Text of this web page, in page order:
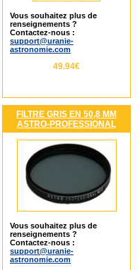
Vous souhaitez plus de
renseignements ?
Contactez-nous :
support@uranie-
astronomie.com
49.94€
FILTRE GRIS EN 50,8 MM
ASTRO-PROFESSIONAL
Vous souhaitez plus de
renseignements ?
Contactez-nous :
support@uranie-
astronomie.com